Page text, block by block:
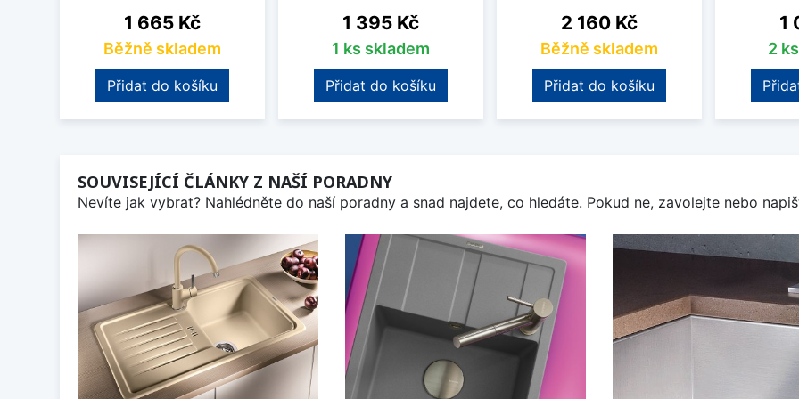
Cena
1 665 Kč
Běžně skladem
Přidat do košíku
Cena
1 395 Kč
1 ks skladem
Přidat do košíku
Cena
2 160 Kč
Běžně skladem
Přidat do košíku
1
2
SOUVISEJÍCÍ ČLÁNKY Z NAŠÍ PORADNY
Nevíte jak vybrat? Nahlédněte do naší poradny a snad najdete, co hledáte. Pokud ne, zavolejte nebo